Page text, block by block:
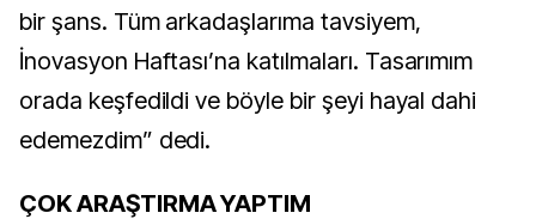
bir şans. Tüm arkadaşlarıma tavsiyem,
İnovasyon Haftası’na katılmaları. Tasarımım
orada keşfedildi ve böyle bir şeyi hayal dahi
edemezdim” dedi.
ÇOK ARAŞTIRMA YAPTIM